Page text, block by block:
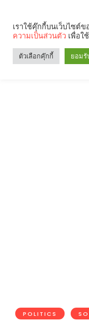
POLITICS
เราใช้คุ๊กกี้บนเว็บไซต์
ความเป็นส่วนตัว เพื่อใ
ตัวเลือกคุ๊กกี้ ยอมรั